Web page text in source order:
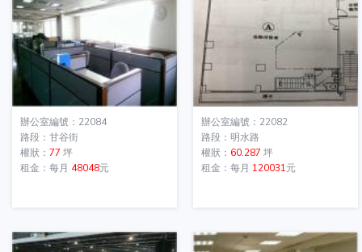
辦公室編號：22084
路段：甘谷街
權狀： 77 坪
租金：每月 48048元
辦公室編號：22082
路段：明水路
權狀： 60.287 坪
租金：每月 120031元